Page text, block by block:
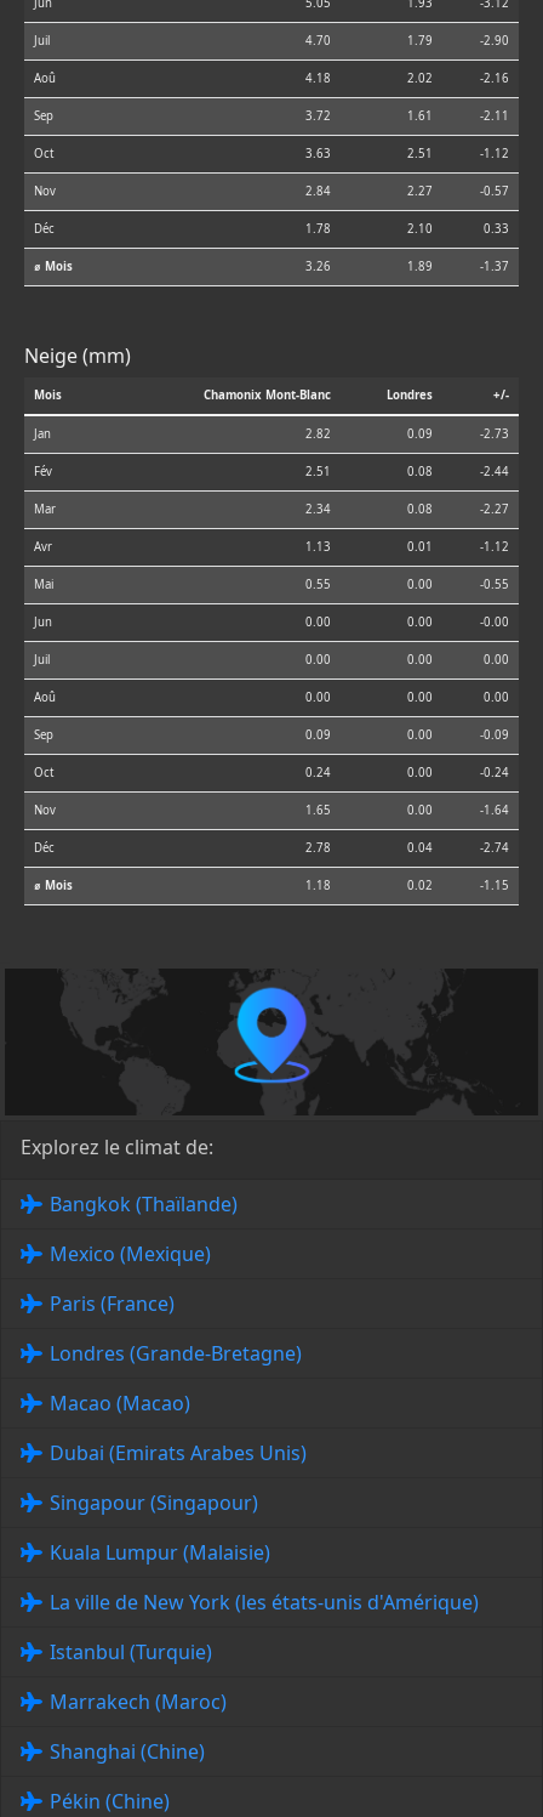
Jun 5.05 1.93 -3.12
Juil 4.70 1.79 -2.90
Aoû 4.18 2.02 -2.16
Sep 3.72 1.61 -2.11
Oct 3.63 2.51 -1.12
Nov 2.84 2.27 -0.57
Déc 1.78 2.10 0.33
⌀ Mois 3.26 1.89 -1.37
Neige (mm)
Mois Chamonix Mont-Blanc Londres +/-
Jan 2.82 0.09 -2.73
Fév 2.51 0.08 -2.44
Mar 2.34 0.08 -2.27
Avr 1.13 0.01 -1.12
Mai 0.55 0.00 -0.55
Jun 0.00 0.00 -0.00
Juil 0.00 0.00 0.00
Aoû 0.00 0.00 0.00
Sep 0.09 0.00 -0.09
Oct 0.24 0.00 -0.24
Nov 1.65 0.00 -1.64
Déc 2.78 0.04 -2.74
⌀ Mois 1.18 0.02 -1.15
Explorez le climat de:
Bangkok (Thaïlande)
Mexico (Mexique)
Paris (France)
Londres (Grande-Bretagne)
Macao (Macao)
Dubai (Emirats Arabes Unis)
Singapour (Singapour)
Kuala Lumpur (Malaisie)
La ville de New York (les états-unis d'Amérique)
Istanbul (Turquie)
Marrakech (Maroc)
Shanghai (Chine)
Pékin (Chine)